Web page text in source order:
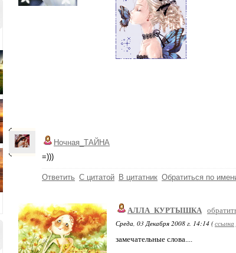
Ночная_ТАЙНА
=)))
Ответить С цитатой В цитатник Обратиться по
АЛЛА_КУРТЫШКА
Среда, 03 Декабря 2008 г. 14:14 (ссылка
замечательные слова....